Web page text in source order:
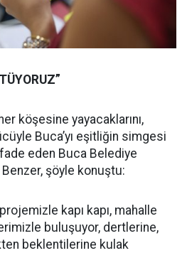
her köşesine yayacaklarını,
Buca’yı eşitliğin simgesi
eden Buca Belediye
şöyle konuştu:
kapı kapı, mahalle
buluşuyor, dertlerine,
beklentilerine kulak